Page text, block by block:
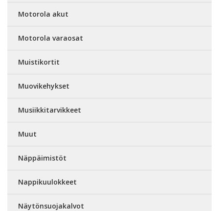
Motorola akut
Motorola varaosat
Muistikortit
Muovikehykset
Musiikkitarvikkeet
Muut
Näppäimistöt
Nappikuulokkeet
Näytönsuojakalvot